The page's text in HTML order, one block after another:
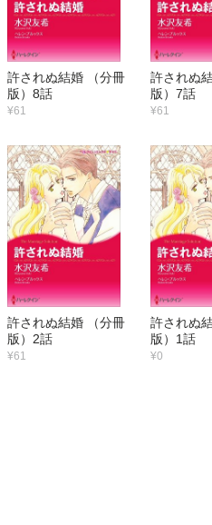
許されぬ結婚 （分冊
版）8話
¥61
許されぬ
版）7話
¥61
許されぬ結婚 （分冊
版）2話
¥61
許されぬ
版）1話
¥0